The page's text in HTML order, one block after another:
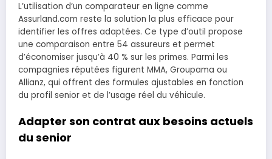
L’utilisation d’un comparateur en ligne comme
Assurland.com reste la solution la plus efficace pour
identifier les offres adaptées. Ce type d’outil propose
une comparaison entre 54 assureurs et permet
d’économiser jusqu’à 40 % sur les primes. Parmi les
compagnies réputées figurent MMA, Groupama ou
Allianz, qui offrent des formules ajustables en fonction
du profil senior et de l’usage réel du véhicule.
Adapter son contrat aux besoins actuels
du senior